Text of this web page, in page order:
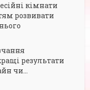
кімнати
розвивати
результати
чи...